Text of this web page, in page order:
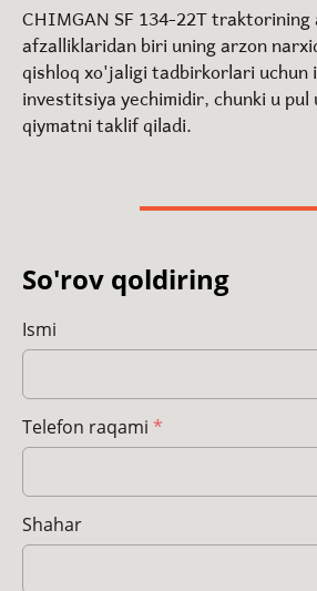
CHIMGAN SF 134-22T traktorining
afzalliklaridan biri uning arzon
qishloq xo'jaligi tadbirkorlari uchun
investitsiya yechimidir, chunki u pul
qiymatni taklif qiladi.
So'rov qoldiring
Ismi
Telefon raqami *
Shahar